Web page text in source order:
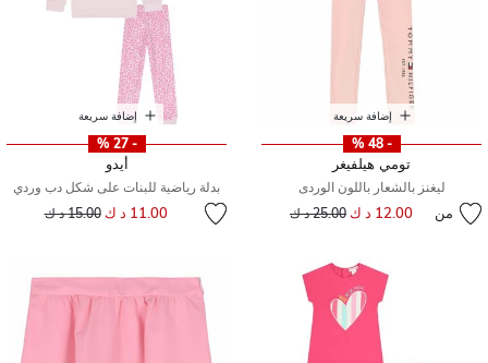
إضافة سريعة
- 48 %
تومي هيلفيغر
ليغنز بالشعار باللون الوردى
من 12.00 د ك سعر مخفض من
25.00 د ك
إضافة سريعة
- 27 %
أيدو
بدلة رياضية للبنات على شكل دب وردي
11.00 د ك سعر مخفض من
15.00 د ك إلى